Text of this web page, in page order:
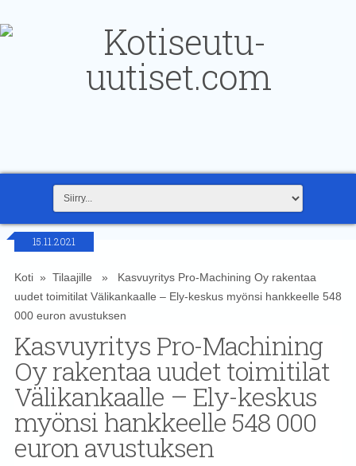
15.11.2021
Koti» Tilaajille » Kasvuyritys Pro-Machining Oy rakentaa
uudet toimitilat Välikankaalle – Ely-keskus myönsi hankkeelle 548
000 euron avustuksen
Kasvuyritys Pro-Machining
Oy rakentaa uudet toimitilat
Välikankaalle – Ely-keskus
myönsi hankkeelle 548 000
euron avustuksen